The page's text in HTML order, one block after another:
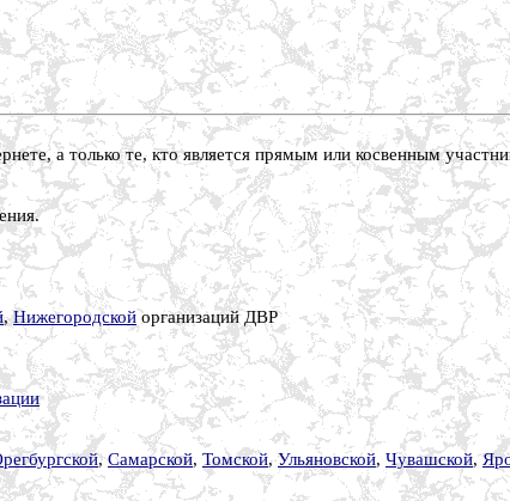
а только те, кто является прямым или косвенным
,Нижегородскойорганизаций ДВР
,Самарской,Томской,Ульяновской, Чувашской,